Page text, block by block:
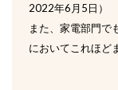
2022年6月5日）
また、家電部門で
においてこれほど